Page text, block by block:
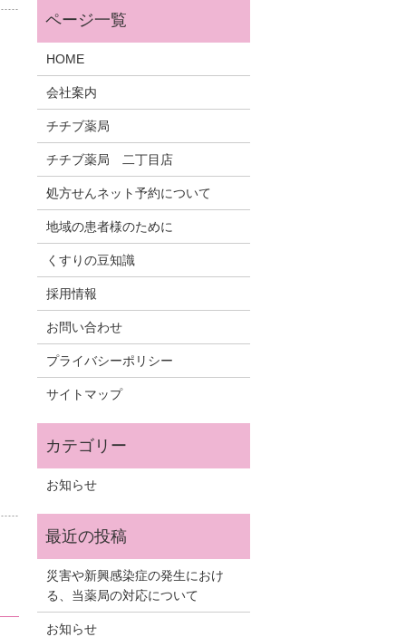
HOME
会社案内
チチブ薬局
チチブ薬局 二丁目店
処方せんネット予約について
地域の患者様のために
くすりの豆知識
採用情報
お問い合わせ
プライバシーポリシー
サイトマップ
お知らせ
災害や新興感染症の発生におけ
る、当薬局の対応について
お知らせ